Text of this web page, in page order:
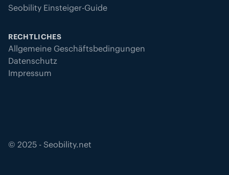
Seobility Einsteiger-Guide
RECHTLICHES
Allgemeine Geschäftsbedingungen
Datenschutz
Impressum
© 2025 - Seobility.net